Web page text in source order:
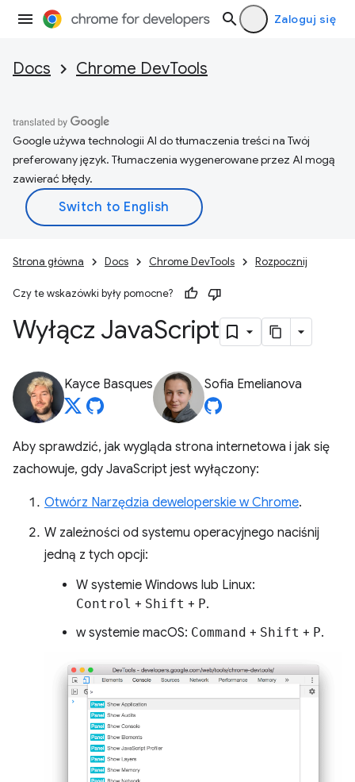
Zaloguj się
Docs Chrome DevTools
Google używa technologii AI do tłumaczenia treści na Twój
preferowany język. Tłumaczenia wygenerowane przez AI mogą
zawierać błędy.
Strona główna Docs Chrome DevTools Rozpocznij
Czy te wskazówki były pomocne?
Wyłącz JavaScript
Kayce Basques Sofia Emelianova
Aby sprawdzić, jak wygląda strona internetowa i jak się
zachowuje, gdy JavaScript jest wyłączony:
Otwórz Narzędzia deweloperskie w Chrome.
W zależności od systemu operacyjnego naciśnij
jedną z tych opcji:
W systemie Windows lub Linux:
Control + Shift + P.
w systemie macOS: Command + Shift + P.